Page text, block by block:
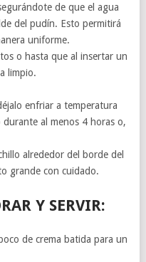
de que el agua
del pudín. Esto permitirá
uniforme.
o hasta que al insertar un
limpio.
enfriar a temperatura
al menos 4 horas o,
alrededor del borde del
grande con cuidado.
Y SERVIR:
de crema batida para un